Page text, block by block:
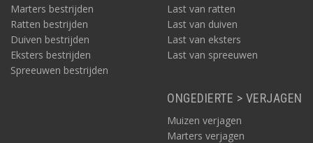
Marters bestrijden
Ratten bestrijden
Duiven bestrijden
Eksters bestrijden
Spreeuwen bestrijden
Last van ratten
Last van duiven
Last van eksters
Last van spreeuwen
ONGEDIERTE > VERJAGEN
Muizen verjagen
Marters verjagen